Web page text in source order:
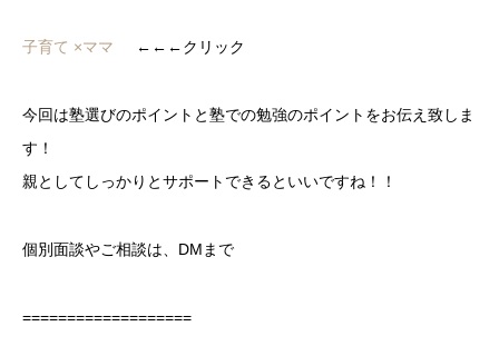
子育て ×ママ ←←←クリック
今回は塾選びのポイントと塾での勉強のポイントをお伝え致しま
す！
親としてしっかりとサポートできるといいですね！！
個別面談やご相談は、DMまで
===================